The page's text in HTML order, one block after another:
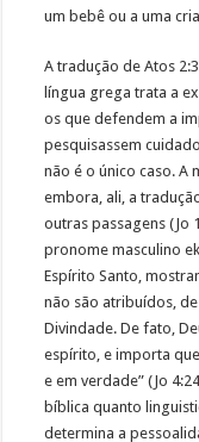
um bebê ou a uma
A tradução de Atos
língua grega trata a
os que defendem a
pesquisassem
não é o único caso. A
embora, ali, a
outras passagens (Jo
pronome masculino
Espírito Santo,
não são atribuídos,
Divindade. De fato,
espírito, e importa
e em verdade” (Jo
bíblica quanto
determina a